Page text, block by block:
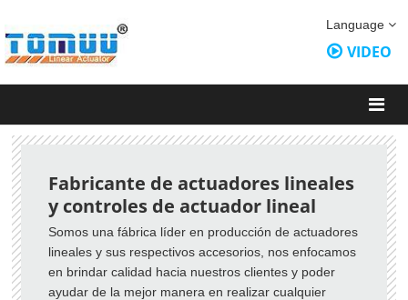
Language
VIDEO
Fabricante de actuadores lineales
y controles de actuador lineal
Somos una fábrica líder en producción de actuadores
lineales y sus respectivos accesorios, nos enfocamos
en brindar calidad hacia nuestros clientes y poder
ayudar de la mejor manera en realizar cualquier